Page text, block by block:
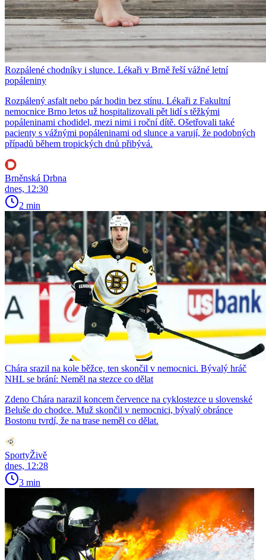
Rozpálené chodníky i slunce. Lékaři v Brně řeší vážné letní
popáleniny
Rozpálený asfalt nebo pár hodin bez stínu. Lékaři z Fakultní
nemocnice Brno letos už hospitalizovali pět lidí s těžkými
popáleninami chodidel, mezi nimi i roční dítě. Ošetřovali také
pacienty s vážnými popáleninami od slunce a varují, že podobných
případů během tropických dnů přibývá.
Brněnská Drbna
dnes, 12:30
2 min
Chára srazil na kole běžce, ten skončil v nemocnici. Bývalý hráč
NHL se brání: Neměl na stezce co dělat
Zdeno Chára narazil koncem července na cyklostezce u slovenské
Beluše do chodce. Muž skončil v nemocnici, bývalý obránce
Bostonu tvrdí, že na trase neměl co dělat.
SportyŽivě
dnes, 12:28
3 min